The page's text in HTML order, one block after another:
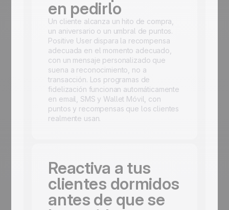
en pedirlo
Un cliente alcanza un hito de compra,
un aniversario o un umbral de puntos.
Positive User dispara la recompensa
adecuada en el momento adecuado,
con un mensaje personalizado que
suena a reconocimiento, no a
transacción. Los programas de
fidelización funcionan automáticamente
en email, SMS y Wallet Móvil, con
puntos y recompensas que los clientes
realmente usan.
Reactiva a tus
clientes dormidos
antes de que se